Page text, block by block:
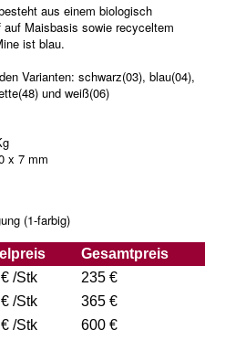
aus einem biologisch
Maisbasis sowie recyceltem
ist blau.
Varianten: schwarz(03), blau(04),
und weiß(06)
x 7 mm
(1-farbig)
Gesamtpreis
/Stk
235 €
/Stk
365 €
/Stk
600 €